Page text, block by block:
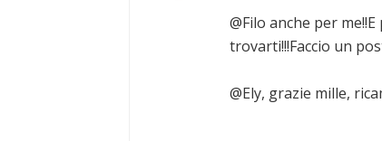
@Filo anche per
trovarti!!!Faccio un
@Ely, grazie mille,